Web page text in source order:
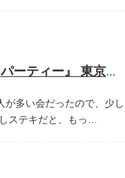
開催しました! 『新築お披露目パーティー』 東京都足立区 A様宅
が多い会だったので、少し
ステキだと、もっ…